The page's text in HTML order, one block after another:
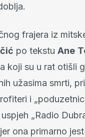
frajera iz
po tekstu Ane
koji su u rat otišli
užasima smrti,
i
„Radio
ona primarno